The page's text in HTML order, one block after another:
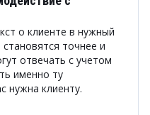
о клиенте в нужный
точнее и
отвечать с учетом
именно ту
нужна клиенту.